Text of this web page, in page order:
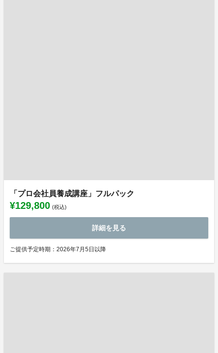
「プロ会社員養成講座」フルパック
¥129,800 (税込)
詳細を見る
ご提供予定時期：2026年7月5日以降